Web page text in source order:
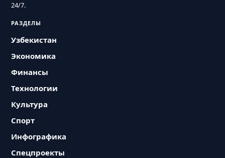
24/7.
РАЗДЕЛЫ
Узбекистан
Экономика
Финансы
Технологии
Культура
Спорт
Инфографика
Спецпроекты